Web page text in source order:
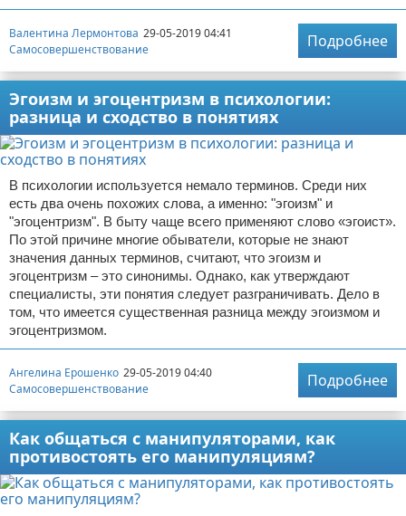
Валентина Лермонтова 29-05-2019 04:41
Самосовершенствование
Подробнее
Эгоизм и эгоцентризм в психологии:
разница и сходство в понятиях
В психологии используется немало терминов. Среди них
есть два очень похожих слова, а именно: "эгоизм" и
"эгоцентризм". В быту чаще всего применяют слово «эгоист».
По этой причине многие обыватели, которые не знают
значения данных терминов, считают, что эгоизм и
эгоцентризм – это синонимы. Однако, как утверждают
специалисты, эти понятия следует разграничивать. Дело в
том, что имеется существенная разница между эгоизмом и
эгоцентризмом.
Ангелина Ерошенко 29-05-2019 04:40
Самосовершенствование
Подробнее
Как общаться с манипуляторами, как
противостоять его манипуляциям?